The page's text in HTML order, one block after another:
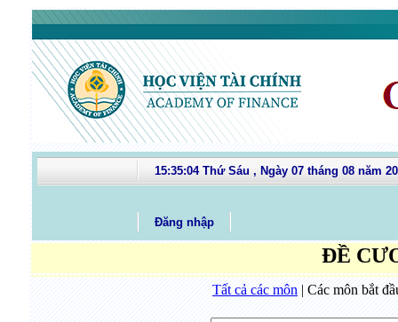
15:35:04 Thứ Sáu , Ngày 07 tháng 08 năm
Đăng nhập
ĐỀ
Tất cả các môn | Các môn bắt